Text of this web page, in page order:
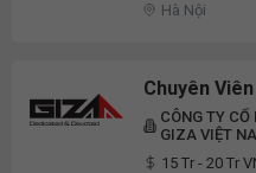
Hà Nội
Chuyên
CÔNG TY
GIZA VIỆT
15 Tr - 20 Tr